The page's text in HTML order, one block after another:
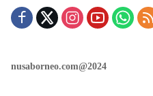
nusaborneo.com@2024